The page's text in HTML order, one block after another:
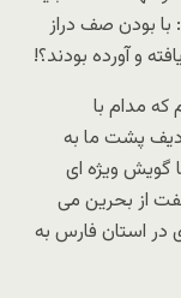
با بودن صف دراز
و آورده بودند؟!
که مدام با
پشت ما به
گویش ویژه ای
از بحرین می
در استان فارس به